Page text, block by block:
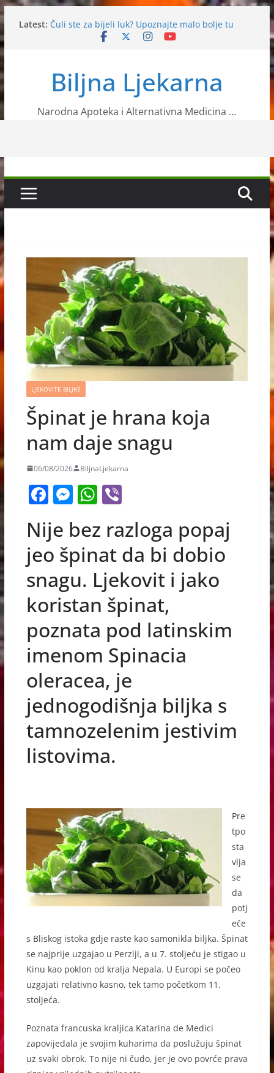
Skip
to
content
Latest: Čuli ste za bijeli luk? Upoznajte malo bolje tu
ljekovitu biljku
Narodna medicina: 10 ljekovitih namirnica koje
svi imamo u kuhinji
Ljekoviti recepti od kupine
Biljna Ljekarna
Narodna Apoteka i Alternativna Medicina …
LJEKOVITE BILJKE
Špinat je hrana koja
nam daje snagu
06/08/2026 BiljnaLjekarna
F
c
e
b
o
o
k
M
ss
e
n
g
er
W
at
s
A
p
p
Vi
er
Nije bez razloga popaj
jeo špinat da bi dobio
snagu. Ljekovit i jako
koristan špinat,
poznata pod latinskim
imenom Spinacia
oleracea, je
jednogodišnja biljka s
tamnozelenim jestivim
listovima.
Pre
tpo
sta
vlja
se
da
potj
eče
s Bliskog istoka gdje raste kao samonikla biljka. Špinat
se najprije uzgajao u Perziji, a u 7. stoljeću je stigao u
Kinu kao poklon od kralja Nepala. U Europi se počeo
uzgajati relativno kasno, tek tamo početkom 11.
stoljeća.
Poznata francuska kraljica Katarina de Medici
zapovijedala je svojim kuharima da poslužuju špinat
uz svaki obrok. To nije ni čudo, jer je ovo povrće prava